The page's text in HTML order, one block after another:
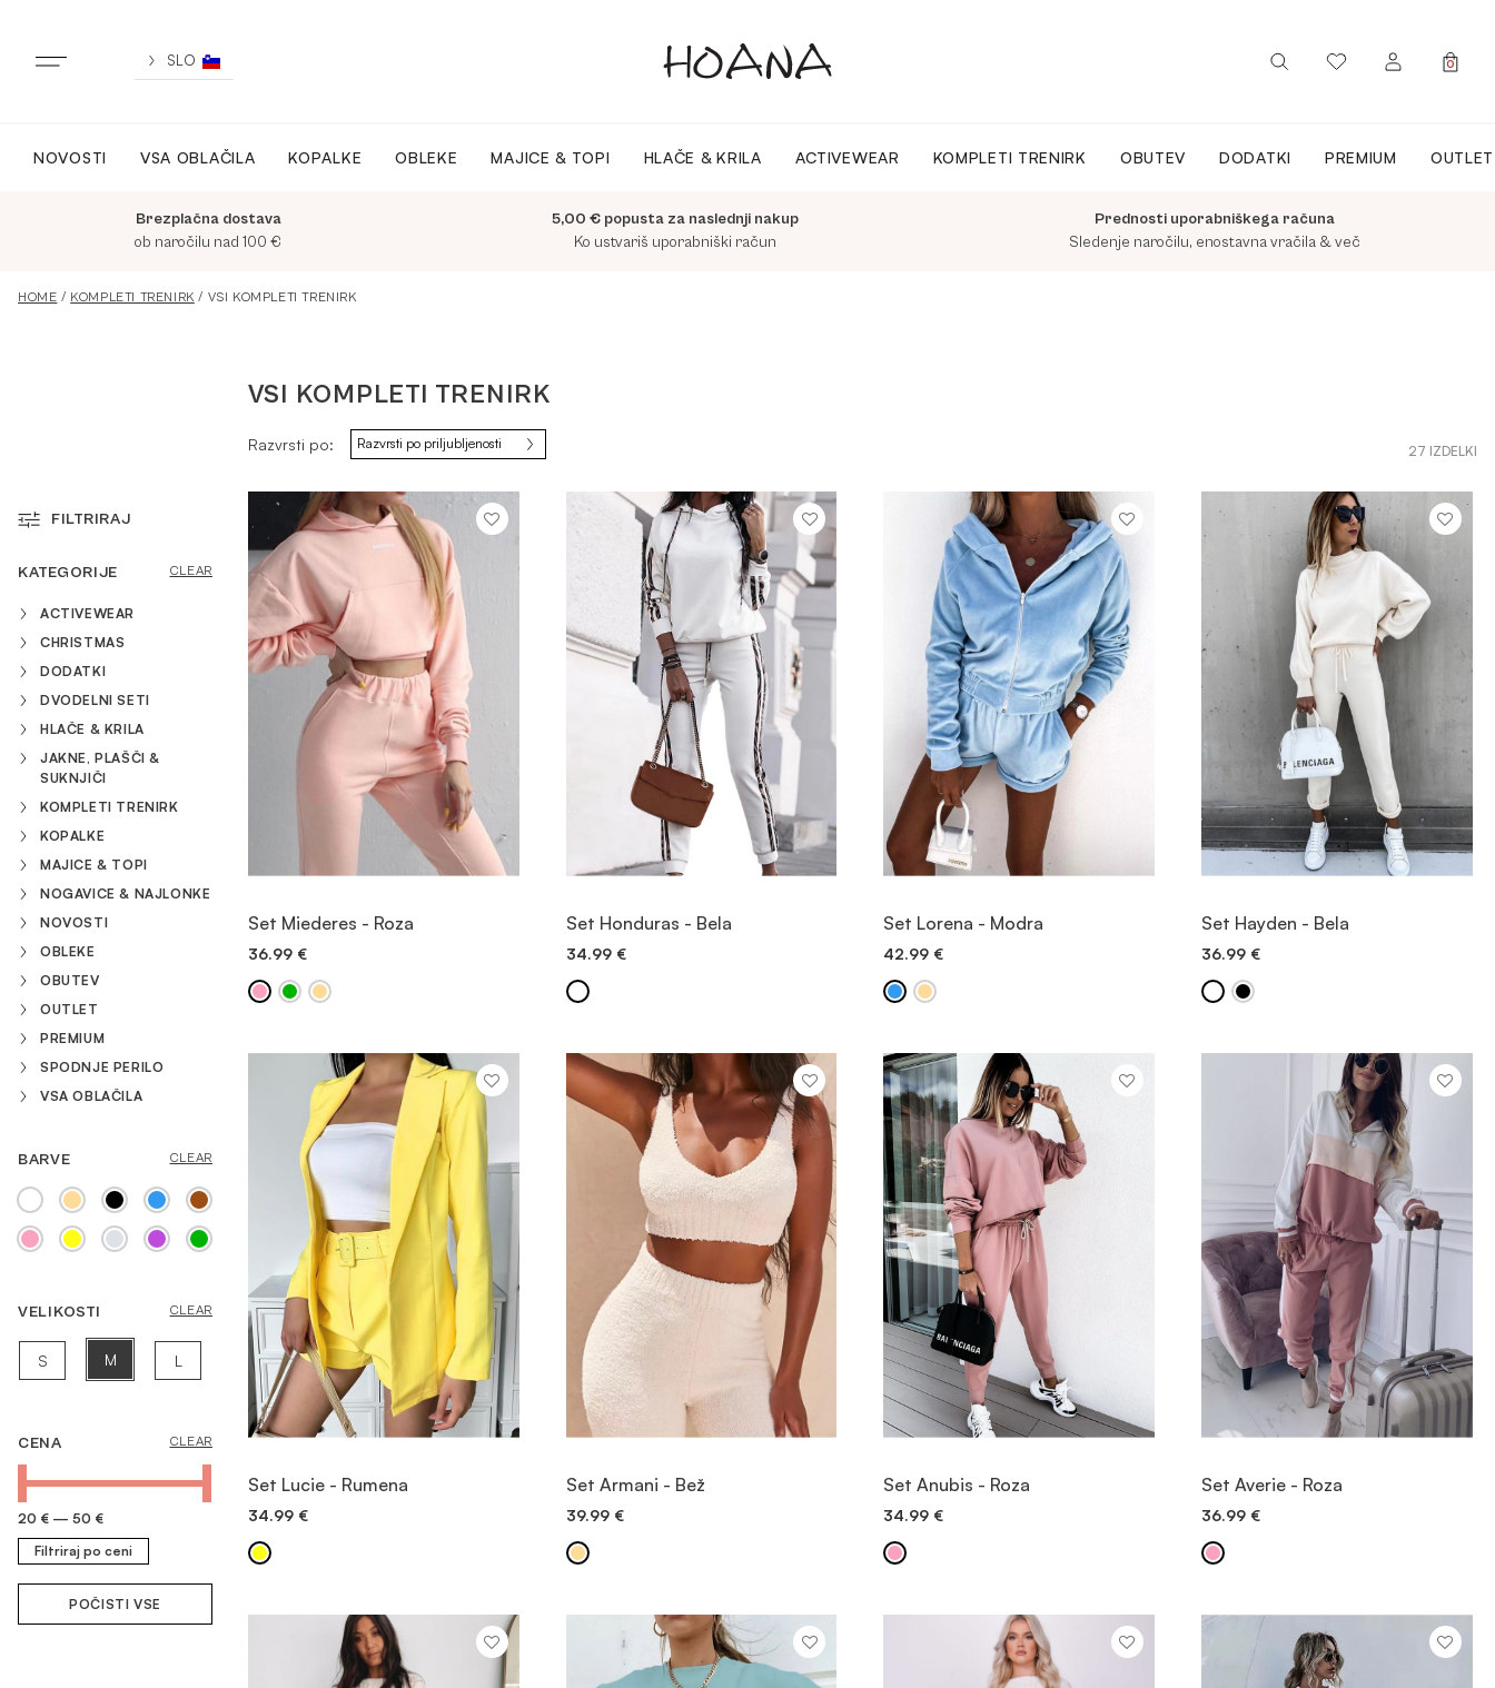
content
SLO
PRIJAVA / REGISTRACIJA
0
NOVOSTI VSA OBLAČILA KOPALKE OBLEKE MAJICE & TOPI HLAČE & KRILA ACTIVEWEAR KOMPLETI TRENIRK OBUTEV DODATKI PREMIUM OUTLET
Brezplačna dostava
ob naročilu nad 100 €
5,00 € popusta za naslednji nakup
Ko ustvariš uporabniški račun
Prednosti uporabniškega računa
Sledenje naročilu, enostavna vračila & več
NOVO
VSA OBLAČILA
KOMPLETI TRENIRK
OBUTEV
DODATKI
OUTLET
HOME / KOMPLETI TRENIRK / VSI KOMPLETI TRENIRK
FILTRIRAJ
KATEGORIJE CLEAR
ACTIVEWEAR
CHRISTMAS
DODATKI
DVODELNI SETI
HLAČE & KRILA
JAKNE, PLAŠČI &
SUKNJIČI
KOMPLETI TRENIRK
KOPALKE
MAJICE & TOPI
NOGAVICE & NAJLONKE
NOVOSTI
OBLEKE
OBUTEV
OUTLET
PREMIUM
SPODNJE PERILO
VSA OBLAČILA
BARVE CLEAR
VELIKOSTI CLEAR
S M L
CENA CLEAR
20 € — 50 €
Filtriraj po ceni
POČISTI VSE
27 IZDELKI
VSI KOMPLETI TRENIRK
Razvrsti po:
OGLED
Set Miederes - Roza
36.99 €
OGLED
Set Honduras - Bela
34.99 €
OGLED
Set Lorena - Modra
42.99 €
OGLED
Set Hayden - Bela
36.99 €
Set Lucie - Rumena
34.99 €
OGLED
Set Armani - Bež
39.99 €
OGLED
Set Anubis - Roza
34.99 €
Set Averie - Roza
36.99 €